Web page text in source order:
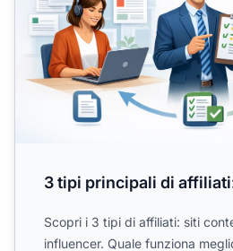
3 tipi principali di
Scopri i 3 tipi di affiliati: siti
influencer. Quale funziona